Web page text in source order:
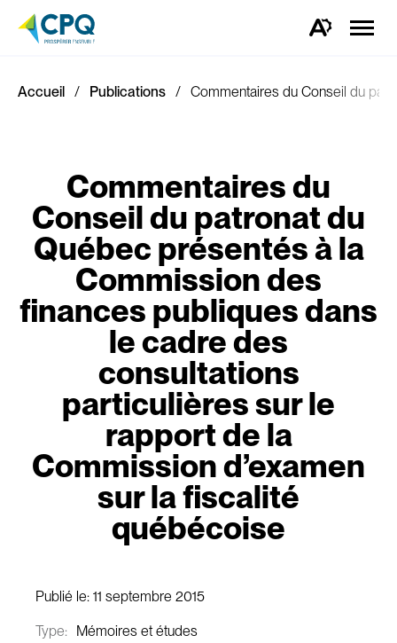
Ouvrez
d'accessibilité.
la
Accueil Publications Commentaires du Conseil du
Commentaires du
Conseil du patronat du
Québec présentés à la
Commission des
finances publiques dans
le cadre des
consultations
particulières sur le
rapport de la
Commission d’examen
sur la fiscalité
québécoise
Publié le: 11 septembre 2015
Type: Mémoires et études